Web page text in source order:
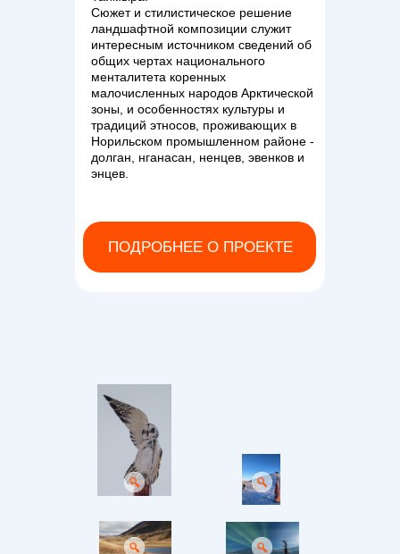
Сюжет и стилистическое решение
ландшафтной композиции служит
интересным источником сведений об
общих чертах национального
менталитета коренных
малочисленных народов Арктической
зоны, и особенностях культуры и
традиций этносов, проживающих в
Норильском промышленном районе -
долган, нганасан, ненцев, эвенков и
энцев.
ПОДРОБНЕЕ О ПРОЕКТЕ